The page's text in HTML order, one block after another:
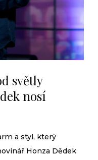
světly
nosí
a styl, který
Honza Dědek